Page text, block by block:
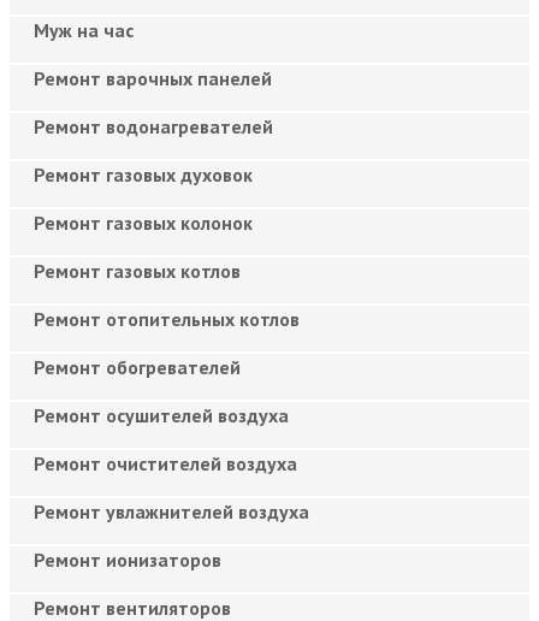
Муж на час
Ремонт варочных панелей
Ремонт водонагревателей
Ремонт газовых духовок
Ремонт газовых колонок
Ремонт газовых котлов
Ремонт отопительных котлов
Ремонт обогревателей
Ремонт осушителей воздуха
Ремонт очистителей воздуха
Ремонт увлажнителей воздуха
Ремонт ионизаторов
Ремонт вентиляторов